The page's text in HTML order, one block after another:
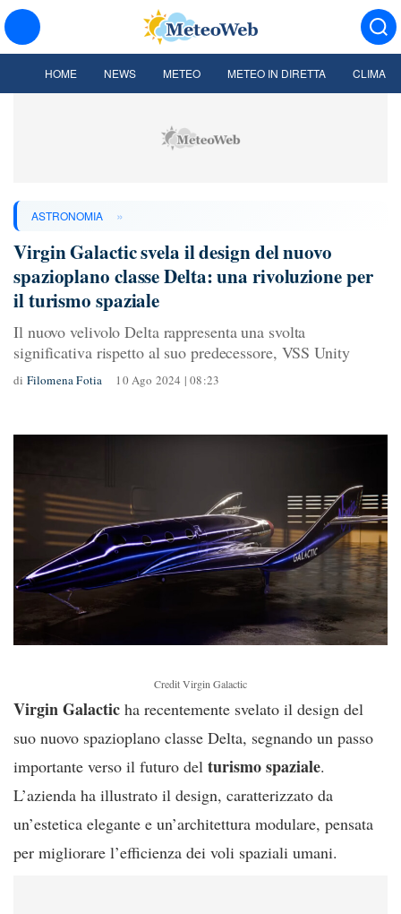
HOME NEWS METEO METEO IN DIRETTA CLIMA
ASTRONOMIA »
Virgin Galactic svela il design del nuovo
spazioplano classe Delta: una rivoluzione per
il turismo spaziale
Il nuovo velivolo Delta rappresenta una svolta
significativa rispetto al suo predecessore, VSS Unity
di Filomena Fotia 10 Ago 2024 | 08:23
Credit Virgin Galactic
Virgin Galactic ha recentemente svelato il design del
suo nuovo spazioplano classe Delta, segnando un passo
importante verso il futuro del turismospaziale.
L’azienda ha illustrato il design, caratterizzato da
un’estetica elegante e un’architettura modulare, pensata
per migliorare l’efficienza dei voli spaziali umani.